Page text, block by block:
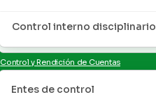
Control interno disciplinario
Control y Rendición de Cuentas
Entes de control